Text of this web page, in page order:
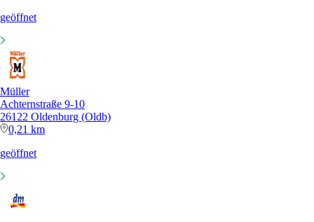
geöffnet
Müller
Achternstraße 9-10
26122 Oldenburg (Oldb)
0,21 km
geöffnet